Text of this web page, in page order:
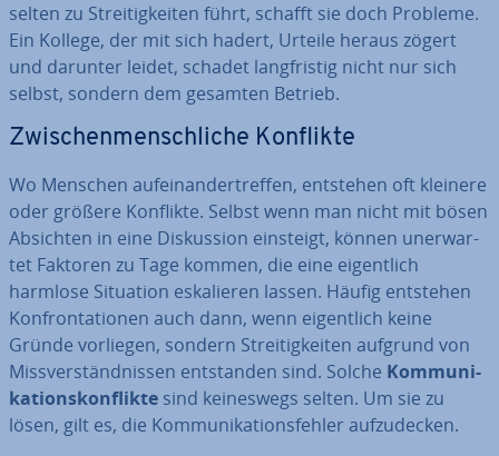
selten zu Strei­tig­kei­ten führt, schafft sie doch Probleme.
Ein Kollege, der mit sich hadert, Urteile heraus zögert
und darunter leidet, schadet lang­fris­tig nicht nur sich
selbst, sondern dem gesamten Betrieb.
Zwi­schen­mensch­li­che Konflikte
Wo Menschen auf­ein­an­der­tref­fen, entstehen oft kleinere
oder größere Konflikte. Selbst wenn man nicht mit bösen
Absichten in eine Dis­kus­si­on einsteigt, können un­er­war­
tet Faktoren zu Tage kommen, die eine ei­gent­lich
harmlose Situation es­ka­lie­ren lassen. Häufig entstehen
Kon­fron­ta­tio­nen auch dann, wenn ei­gent­lich keine
Gründe vorliegen, sondern Strei­tig­kei­ten aufgrund von
Miss­ver­ständ­nis­sen ent­stan­den sind. Solche Kom­mu­ni­
ka­ti­ons­kon­flik­te sind kei­nes­wegs selten. Um sie zu
lösen, gilt es, die Kom­mu­ni­ka­ti­ons­feh­ler auf­zu­de­cken.